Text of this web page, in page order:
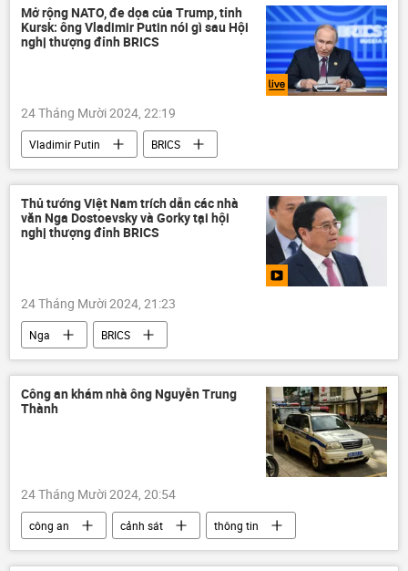
Thế giới
Chính trị
thông tin
Quan điểm-Ý kiến
chuyên gia
Mở rộng NATO, đe dọa của Trump, tỉnh
Kursk: ông Vladimir Putin nói gì sau Hội
nghị thượng đỉnh BRICS
24 Tháng Mười 2024, 22:19
Vladimir Putin
BRICS
Hội nghị thượng đỉnh BRICS tại Kazan 2024
Nga
Kazan
Thế giới
Chính trị
Thủ tướng Việt Nam trích dẫn các nhà
văn Nga Dostoevsky và Gorky tại hội
nghị thượng đỉnh BRICS
24 Tháng Mười 2024, 21:23
Nga
BRICS
Hội nghị thượng đỉnh BRICS tại Kazan 2024
Kazan
Việt Nam
Hợp tác Nga-Việt
Công an khám nhà ông Nguyễn Trung
Thành
24 Tháng Mười 2024, 20:54
công an cảnh sát
thông tin
Việt Nam
Pháp luật khám xét